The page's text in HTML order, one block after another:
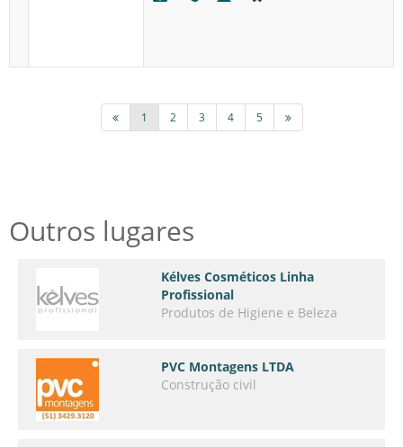
1 2 3 4 5
Outros lugares
Kélves Cosméticos Linha
Profissional
Produtos de Higiene e Beleza
PVC Montagens LTDA
Construção civil